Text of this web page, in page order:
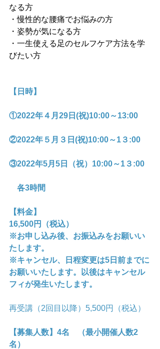
なる方
・慢性的な腰痛でお悩みの方
・姿勢が気になる方
・一生使える足のセルフケア方法を学
びたい方
【日時】
①2022年４月29日(祝)10:00～13:00
②2022年５月３日(祝)10:00～1３:00
③2022年5月5日（祝）10:00～1３:00
各3時間
【料金】
16,500円（税込）
※お申し込み後、お振込みをお願いい
たします。
※キャンセル、日程変更は5日前までに
お願いいたします。以後はキャンセル
フィが発生いたします。
再受講（2回目以降）5,500円（税込）
【募集人数】4名　（最小開催人数2
名）